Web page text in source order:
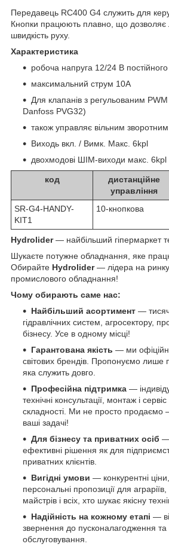
Передавець RC400 G4 служить для
Кнопки працюють плавно, що дозволяє
швидкість руху.
Характеристика
робоча напруга 12/24 В
максимальний струм 10А
Для клапанів з регульованим
Danfoss PVG32)
також управляє вільним
Виходь вкл. / Вимк. Макс. 6kpl
двохмодові ШІМ-виходи макс. 6kpl
код
дистанційне
управління
SR-G4-HANDY-
KIT1
10-кнопкова
Hydrolider— найбільший гіпермаркет
Шукаєте потужне обладнання, яке
Обирайте Hydrolider— лідера на ринку
промислового обладнання!
Чому обирають саме нас:
Найбільший асортимент —
гідравлічних систем, агросектору,
бізнесу. Усе в одному місці!
Гарантована якість — ми
світових брендів. Пропонуємо лише
яка служить довго.
Професійна підтримка —
технічні консультації, монтаж і
складності. Ми не просто продаємо
ваші задачі!
Для бізнесу та приватних осіб —
ефективні рішення як для
приватних клієнтів.
Вигідні умови — конкурентні
персональні пропозиції для аграріїв,
майстрів і всіх, хто шукає якісну
Надійність на кожному етапі —
звернення до пусконалагодження та
обслуговування.